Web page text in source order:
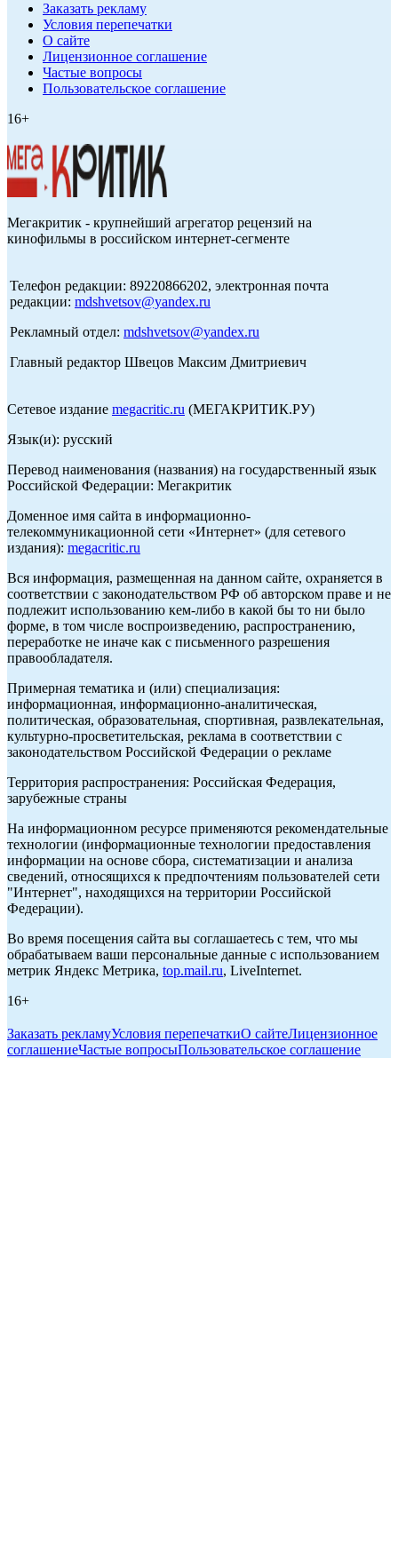
Заказать рекламу
Условия перепечатки
О сайте
Лицензионное соглашение
Частые вопросы
Пользовательское соглашение
16+
Мегакритик - крупнейший агрегатор рецензий на
кинофильмы в российском интернет-сегменте
Телефон редакции: 89220866202, электронная почта
редакции: mdshvetsov@yandex.ru
Рекламный отдел: mdshvetsov@yandex.ru
Главный редактор Швецов Максим Дмитриевич
Сетевое издание megacritic.ru (МЕГАКРИТИК.РУ)
Язык(и): русский
Перевод наименования (названия) на государственный язык
Российской Федерации: Мегакритик
Доменное имя сайта в информационно-
телекоммуникационной сети «Интернет» (для сетевого
издания): megacritic.ru
Вся информация, размещенная на данном сайте, охраняется в
соответствии с законодательством РФ об авторском праве и не
подлежит использованию кем-либо в какой бы то ни было
форме, в том числе воспроизведению, распространению,
переработке не иначе как с письменного разрешения
правообладателя.
Примерная тематика и (или) специализация:
информационная, информационно-аналитическая,
политическая, образовательная, спортивная, развлекательная,
культурно-просветительская, реклама в соответствии с
законодательством Российской Федерации о рекламе
Территория распространения: Российская Федерация,
зарубежные страны
На информационном ресурсе применяются рекомендательные
технологии (информационные технологии предоставления
информации на основе сбора, систематизации и анализа
сведений, относящихся к предпочтениям пользователей сети
"Интернет", находящихся на территории Российской
Федерации).
Во время посещения сайта вы соглашаетесь с тем, что мы
обрабатываем ваши персональные данные с использованием
метрик Яндекс Метрика, top.mail.ru, LiveInternet.
16+
Заказать рекламуУсловия перепечаткиО сайтеЛицензионное
соглашениеЧастые вопросыПользовательское соглашение